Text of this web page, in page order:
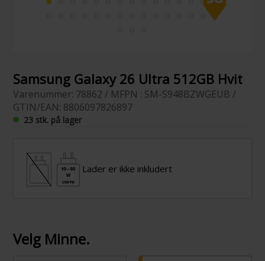
Samsung Galaxy 26 Ultra 512GB Hvit
Varenummer: 78862 / MFPN : SM-S948BZWGEUB /
GTIN/EAN: 8806097826897
23 stk. på lager
Lader er ikke inkludert
Velg Minne.